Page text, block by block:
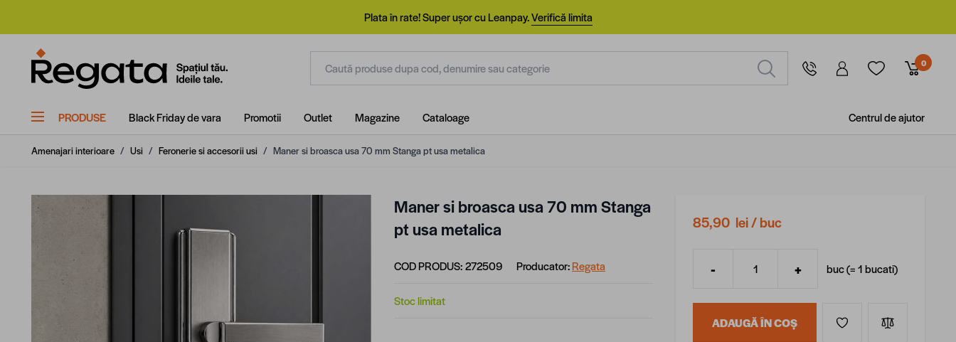
Plata în rate! Super ușor cu Leanpay.Verifică limita
0
PRODUSE Black Friday de vara Promotii Outlet Magazine Cataloage Centrul de ajutor
Amenajari interioare / Usi / Feronerie si accesorii usi / Maner si broasca usa 70 mm Stanga pt usa metalica
Maner si broasca usa 70 mm Stanga
pt usa metalica
COD PRODUS:272509 Producator:Regata
Stoc limitat
85,90 lei/ buc
Cantitate
- + buc (=1bucati)
ADAUGĂ ÎN COȘ